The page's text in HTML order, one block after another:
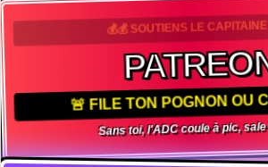
💰💰 SOUTIENS LE CAPITAINE
🚨 FILE TON POGNON OU
Sans toi, l'ADC coule à pic,